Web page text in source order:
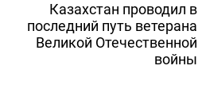
Казахстан проводил в
последний путь ветерана
Великой Отечественной
войны